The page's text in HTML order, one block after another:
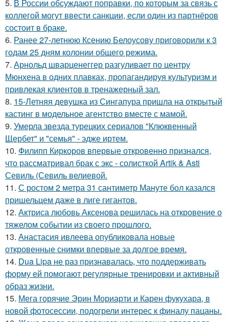
5. В России обсуждают поправки, по которым за связь с
коллегой могут ввести санкции, если один из партнёров
состоит в браке.
6. Ранее 27-летнюю Ксению Белоусову приговорили к 3
годам 25 дням колонии общего режима.
7. Арнольд шварценеггер разгуливает по центру
Мюнхена в одних плавках, пропагандируя культуризм и
привлекая клиентов в тренажерный зал.
8. 15-Летняя девушка из Сингапура пришла на открытый
кастинг в модельное агентство вместе с мамой.
9. Умерла звезда турецких сериалов "Клюквенный
Щербет" и "семья" - эдже иртем.
10. Филипп Киркоров впервые откровенно признался,
что рассматривал брак с экс - солисткой Artik & Asti
Севиль (Севиль велиевой.
11. С ростом 2 метра 31 сантиметр Мануте бол казался
пришельцем даже в лиге гигантов.
12. Актриса любовь Аксенова решилась на откровение о
тяжелом событии из своего прошлого.
13. Анастасия ивлеева опубликовала новые
откровенные снимки впервые за долгое время.
14. Dua Lipa не раз признавалась, что поддерживать
форму ей помогают регулярные тренировки и активный
образ жизни.
15. Мега горячие Эрин Мориарти и Карен фукухара, в
новой фотосессии, подогрели интерес к финалу пацаны.